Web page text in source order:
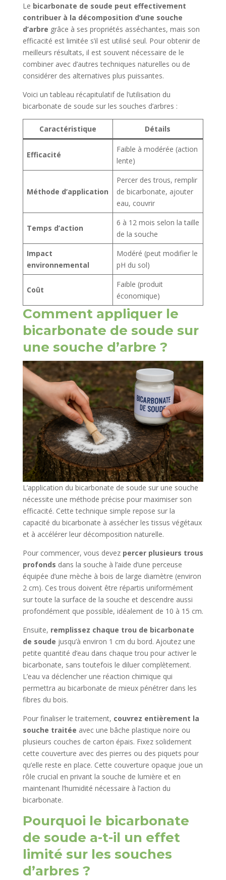
Le bicarbonate de soude peut effectivement
contribuer à la décomposition d’une souche
d’arbre grâce à ses propriétés asséchantes, mais son
efficacité est limitée s’il est utilisé seul. Pour obtenir de
meilleurs résultats, il est souvent nécessaire de le
combiner avec d’autres techniques naturelles ou de
considérer des alternatives plus puissantes.
Voici un tableau récapitulatif de l’utilisation du
bicarbonate de soude sur les souches d’arbres :
Caractéristique Détails
Efficacité
Faible à modérée (action
lente)
Méthode d’application
Percer des trous, remplir
de bicarbonate, ajouter
eau, couvrir
Temps d’action
6 à 12 mois selon la taille
de la souche
Impact
environnemental
Modéré (peut modifier le
pH du sol)
Coût
Faible (produit
économique)
Comment appliquer le
bicarbonate de soude sur
une souche d’arbre ?
L’application du bicarbonate de soude sur une souche
nécessite une méthode précise pour maximiser son
efficacité. Cette technique simple repose sur la
capacité du bicarbonate à assécher les tissus végétaux
et à accélérer leur décomposition naturelle.
Pour commencer, vous devez percer plusieurs trous
profonds dans la souche à l’aide d’une perceuse
équipée d’une mèche à bois de large diamètre (environ
2 cm). Ces trous doivent être répartis uniformément
sur toute la surface de la souche et descendre aussi
profondément que possible, idéalement de 10 à 15 cm.
Ensuite, remplissez chaque trou de bicarbonate
de soude jusqu’à environ 1 cm du bord. Ajoutez une
petite quantité d’eau dans chaque trou pour activer le
bicarbonate, sans toutefois le diluer complètement.
L’eau va déclencher une réaction chimique qui
permettra au bicarbonate de mieux pénétrer dans les
fibres du bois.
Pour finaliser le traitement, couvrez entièrement la
souche traitée avec une bâche plastique noire ou
plusieurs couches de carton épais. Fixez solidement
cette couverture avec des pierres ou des piquets pour
qu’elle reste en place. Cette couverture opaque joue un
rôle crucial en privant la souche de lumière et en
maintenant l’humidité nécessaire à l’action du
bicarbonate.
Pourquoi le bicarbonate
de soude a-t-il un effet
limité sur les souches
d’arbres ?